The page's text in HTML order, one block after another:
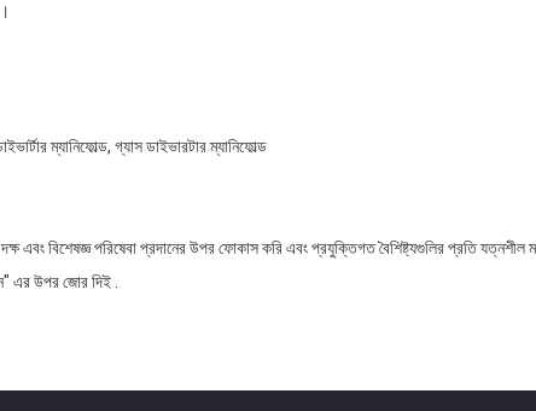
ম্যানিফোল্ড, গ্যাস ডাইভারটার ম্যানিফোল্ড
এবং বিশেষজ্ঞ পরিষেবা প্রদানের উপর ফোকাস করি এবং প্রযুক্তিগত বৈশিষ্ট্যগুলির প্রতি যত্নশীল
এর উপর জোর দিই .